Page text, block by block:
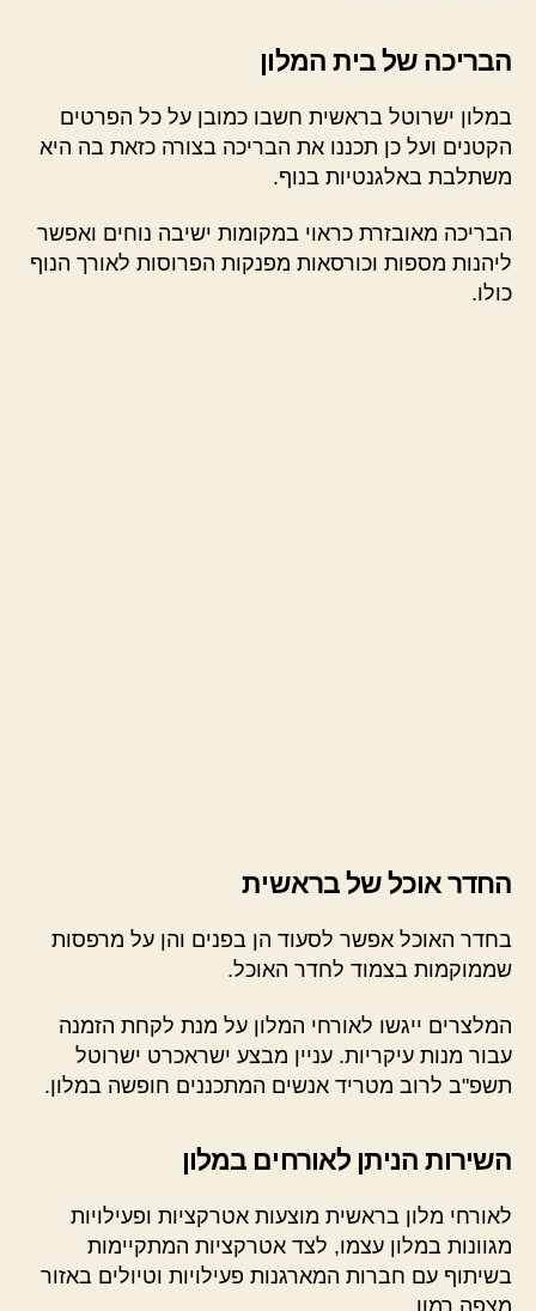
הבריכה של בית המלון
במלון ישרוטל בראשית חשבו כמובן על כל הפרטים
הקטנים ועל כן תכננו את הבריכה בצורה כזאת בה היא
משתלבת באלגנטיות בנוף.
הבריכה מאובזרת כראוי במקומות ישיבה נוחים ואפשר
ליהנות מספות וכורסאות מפנקות הפרוסות לאורך הנוף
כולו.
החדר אוכל של בראשית
בחדר האוכל אפשר לסעוד הן בפנים והן על מרפסות
שממוקמות בצמוד לחדר האוכל.
המלצרים ייגשו לאורחי המלון על מנת לקחת הזמנה
עבור מנות עיקריות. עניין מבצע ישראכרט ישרוטל
תשפ"ב לרוב מטריד אנשים המתכננים חופשה במלון.
השירות הניתן לאורחים במלון
לאורחי מלון בראשית מוצעות אטרקציות ופעילויות
מגוונות במלון עצמו, לצד אטרקציות המתקיימות
בשיתוף עם חברות המארגנות פעילויות וטיולים באזור
מצפה רמון.